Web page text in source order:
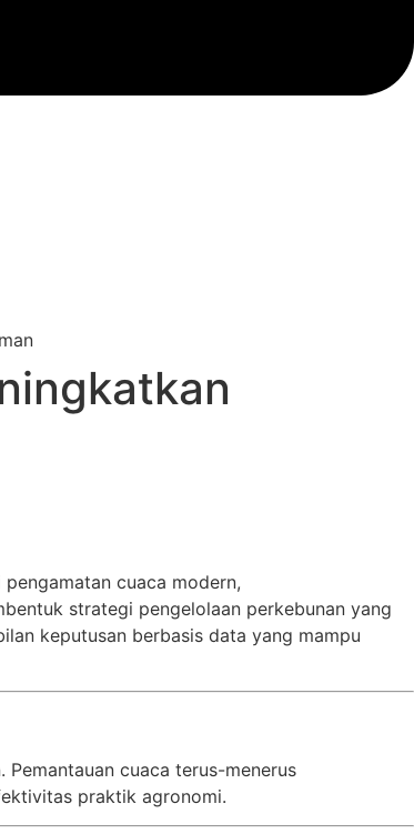
cuaca modern,
strategi pengelolaan perkebunan yang
keputusan berbasis data yang mampu
cuaca terus-menerus
praktik agronomi.